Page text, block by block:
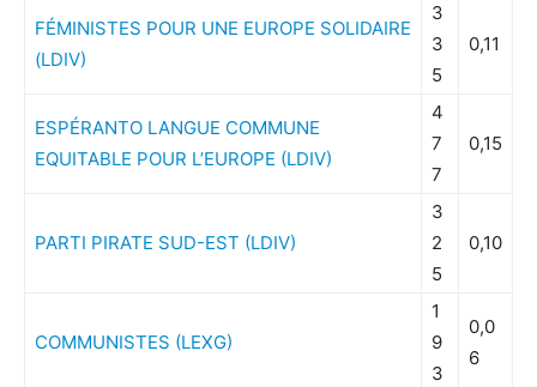
FÉMINISTES POUR UNE EUROPE SOLIDAIRE
(LDIV)
3
3
5
0,11
ESPÉRANTO LANGUE COMMUNE
EQUITABLE POUR L’EUROPE (LDIV)
4
7
7
0,15
PARTI PIRATE SUD-EST (LDIV)
3
2
5
0,10
COMMUNISTES (LEXG)
1
9
3
0,0
6